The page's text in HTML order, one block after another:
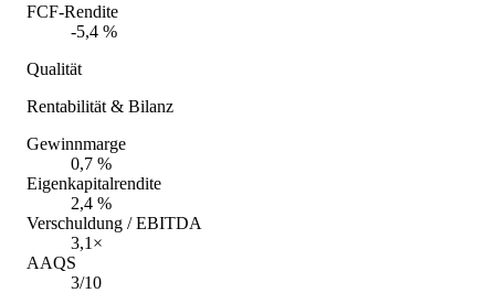
FCF-Rendite
-5,4 %
Qualität
Rentabilität & Bilanz
Gewinnmarge
0,7 %
Eigenkapitalrendite
2,4 %
Verschuldung / EBITDA
3,1×
AAQS
3/10